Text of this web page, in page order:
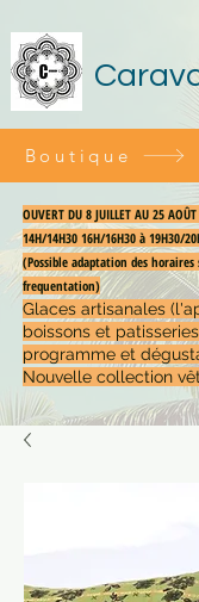
OUVERT DU 8 JUILLET AU 25
14H/14H30 16H/16H30 à 19H30/
(Possible adaptation des
frequentation)
Glaces artisanales
boissons et
programme et
Nouvelle collection
Boutique